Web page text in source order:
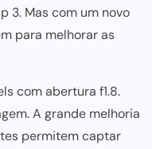
3. Mas com um novo
para melhorar as
com abertura f1.8.
A grande melhoria
permitem captar